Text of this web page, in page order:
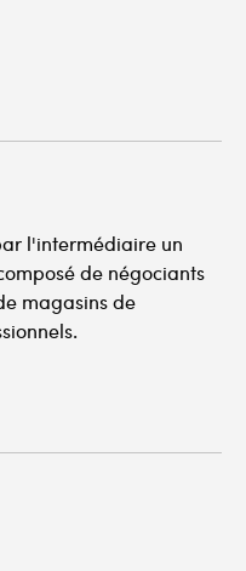
l'intermédiaire un
de négociants
magasins de